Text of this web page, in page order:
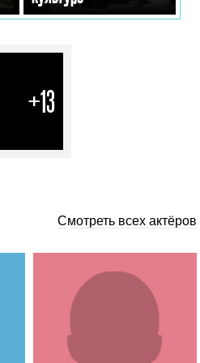
+13
Смотреть всех актёров